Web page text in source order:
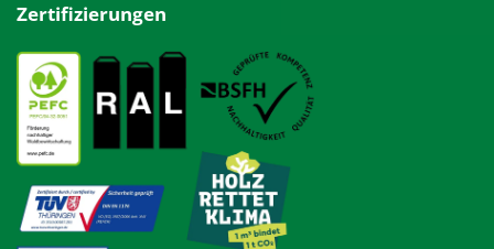
Zertifizierungen